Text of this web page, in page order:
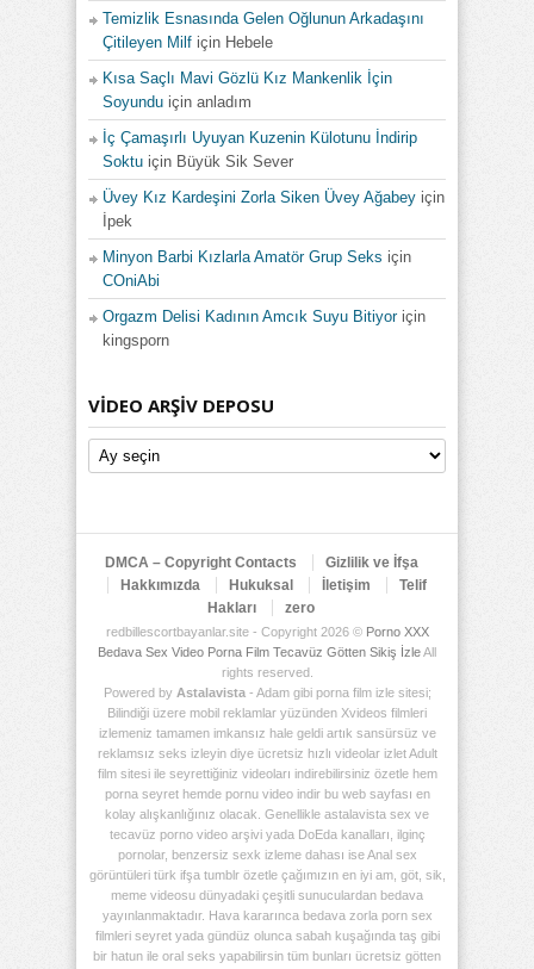
Temizlik Esnasında Gelen Oğlunun Arkadaşını
Çitileyen Milf için Hebele
Kısa Saçlı Mavi Gözlü Kız Mankenlik İçin
Soyundu için anladım
İç Çamaşırlı Uyuyan Kuzenin Külotunu İndirip
Soktu için Büyük Sik Sever
Üvey Kız Kardeşini Zorla Siken Üvey Ağabey için
İpek
Minyon Barbi Kızlarla Amatör Grup Seks için
COniAbi
Orgazm Delisi Kadının Amcık Suyu Bitiyoriçin
kingsporn
VIDEO ARŞIV DEPOSU
Video
Arşiv
DMCA – Copyright Contacts
Gizlilik ve İfşa
Hakkımızda
Hukuksal İletişim
Telif
Hakları
zero
redbillescortbayanlar.site - Copyright 2026 © Porno XXX
Bedava Sex Video Porna Film Tecavüz Götten Sikiş İzleAll
rights reserved.
Powered by Astalavista- Adam gibi porna film izle sitesi;
Bilindiği üzere mobil reklamlar yüzünden Xvideos filmleri
izlemeniz tamamen imkansız hale geldi artık sansürsüz ve
reklamsız seks izleyin diye ücretsiz hızlı videolar izlet Adult
film sitesi ile seyrettiğiniz videoları indirebilirsiniz özetle hem
porna seyret hemde pornu video indir bu web sayfası en
kolay alışkanlığınız olacak. Genellikle astalavista sex ve
tecavüz porno video arşivi yada DoEda kanalları, ilginç
pornolar, benzersiz sexk izleme dahası ise Anal sex
görüntüleri türk ifşa tumblr özetle çağımızın en iyi am, göt, sik,
meme videosu dünyadaki çeşitli sunuculardan bedava
yayınlanmaktadır. Hava kararınca bedava zorla porn sex
filmleri seyret yada gündüz olunca sabah kuşağında taş gibi
bir hatun ile oral seks yapabilirsin tüm bunları ücretsiz götten